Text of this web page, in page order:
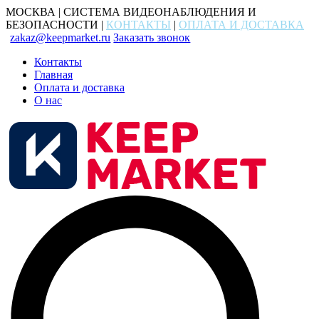
МОСКВА | СИСТЕМА ВИДЕОНАБЛЮДЕНИЯ И
БЕЗОПАСНОСТИ | КОНТАКТЫ | ОПЛАТА И ДОСТАВКА
zakaz@keepmarket.ru Заказать звонок
Контакты
Главная
Оплата и доставка
О нас